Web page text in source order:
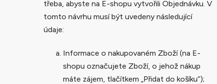
třeba, abyste na E-shopu vytvořili Objednávku. V
tomto návrhu musí být uvedeny následující
údaje:
Informace o nakupovaném Zboží (na E-
shopu označujete Zboží, o jehož nákup
máte zájem, tlačítkem „Přidat do košíku“);